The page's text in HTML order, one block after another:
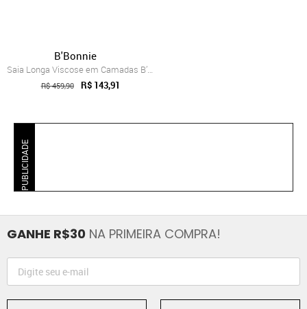
B'Bonnie
Saia Longa Viscose em Camadas B’Bonnie L...
R$ 459,90 R$ 143,91
PUBLICIDADE
GANHE R$30 NA PRIMEIRA COMPRA!